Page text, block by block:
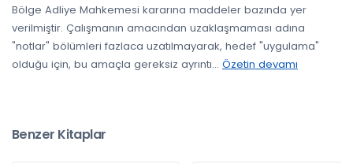
Bölge Adliye Mahkemesi kararına maddeler bazında yer
verilmiştir. Çalışmanın amacından uzaklaşmaması adına
"notlar" bölümleri fazlaca uzatılmayarak, hedef "uygulama"
olduğu için, bu amaçla gereksiz ayrıntı... Özetin devamı
Benzer Kitaplar